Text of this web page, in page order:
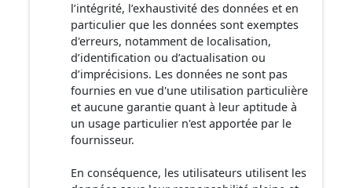
l’intégrité, l’exhaustivité des données et en
particulier que les données sont exemptes
d'erreurs, notamment de localisation,
d’identification ou d’actualisation ou
d’imprécisions. Les données ne sont pas
fournies en vue d'une utilisation particulière
et aucune garantie quant à leur aptitude à
un usage particulier n'est apportée par le
fournisseur.
En conséquence, les utilisateurs utilisent les